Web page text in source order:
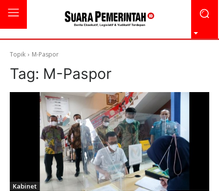
Topik M-Paspor
Tag: M-Paspor
Kabinet